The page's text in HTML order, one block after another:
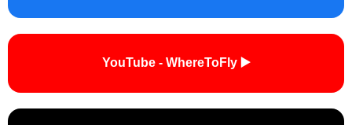
▶️ YouTube - WhereToFly